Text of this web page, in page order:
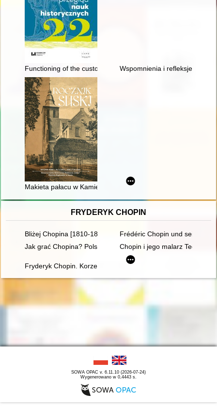
Functioning of the customs administration of the Kingdom of
Wspomnienia i refleksje
Makieta pałacu w Kamieńcu
FRYDERYK CHOPIN
Bliżej Chopina [1810-1849]
Frédéric Chopin und seine Zeit
Jak grać Chopina? Polska krytyka muzyczna o
Chopin i jego malarz Teofil
Fryderyk Chopin. Korzenie
SOWA OPAC v. 6.11.10 (2026-07-24)
Wygenerowano w 0,4443 s.